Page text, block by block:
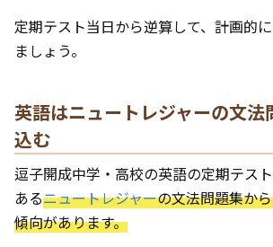
定期テスト当日から逆算して、計画的
ましょう。
英語はニュートレジャーの文法
込む
逗子開成中学・高校の英語の定期テス
あるニュートレジャーの文法問題集か
傾向があります。